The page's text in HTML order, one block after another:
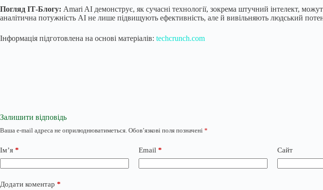
Погляд ІТ-Блогу: Amari AI демонструє, як сучасні технології, зокрема штучний інтелект,
аналітична потужність AI не лише підвищують ефективність, але й вивільняють людський
Інформація підготовлена на основі матеріалів: techcrunch.com
Залишити відповідь
Ваша e-mail адреса не оприлюднюватиметься. Обов’язкові поля позначені *
Ім’я * Email * Сайт
Додати коментар *